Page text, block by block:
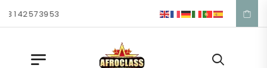
1 42 57 39 53